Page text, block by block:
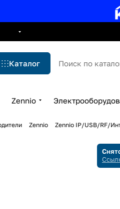
Каталог
Zennio
Zennio Zennio IP/USB/RF/